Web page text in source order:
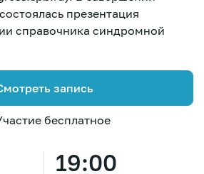
19:00
презентация
справочника синдромной
запись
бесплатное